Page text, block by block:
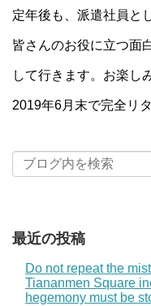
定年後も、派遣社員と
皆さんのお役に立つ面
して行きます。お楽し
2019年6月末で完全リ
最近の投稿
Do not repeat the
Tiananmen Square
hegemony must be